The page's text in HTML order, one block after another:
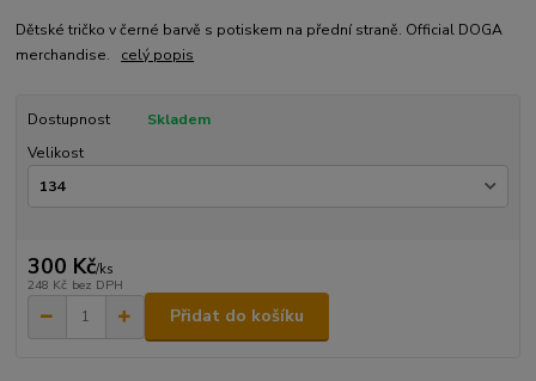
Dětské tričko v černé barvě s potiskem na přední straně. Official DOGA
merchandise. celý popis
Dostupnost
Skladem
Velikost
300 Kč/ks
248 Kč bez DPH
Přidat do košíku